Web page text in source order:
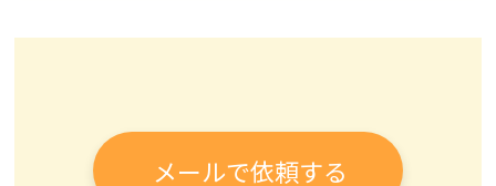
メールで依頼する